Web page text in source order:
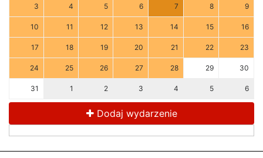
3 4 5 6 7 8 9
10 11 12 13 14 15 16
17 18 19 20 21 22 23
24 25 26 27 28 29 30
31 1 2 3 4 5 6
Dodaj wydarzenie